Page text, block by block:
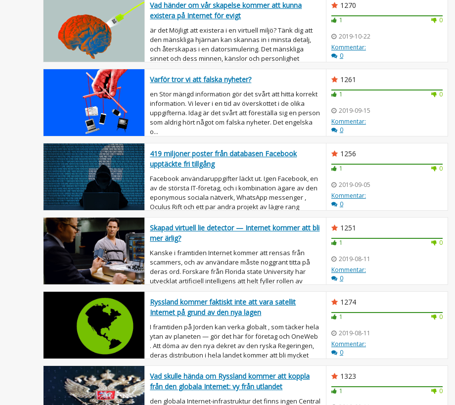
Vad händer om vår skapelse kommer att kunna
existera på Internet för evigt
är det Möjligt att existera i en virtuell miljö? Tänk dig att
den mänskliga hjärnan kan skannas in i minsta detalj,
och återskapas i en datorsimulering. Det mänskliga
sinnet och dess minnen, känslor och personlighet
kommer att kop...
1270
1
0
2019-10-22
Kommentar:
0
Varför tror vi att falska nyheter?
en Stor mängd information gör det svårt att hitta korrekt
information. Vi lever i en tid av överskottet i de olika
uppgifterna. Idag är det svårt att föreställa sig en person
som aldrig hört något om falska nyheter. Det engelska
o...
1261
1
0
2019-09-15
Kommentar:
0
419 miljoner poster från databasen Facebook
upptäckte fri tillgång
Facebook användaruppgifter läckt ut. Igen Facebook, en
av de största IT-företag, och i kombination ägare av den
eponymous sociala nätverk, WhatsApp messenger ,
Oculus Rift och ett par andra projekt av lägre rang
fortsätta att hems...
1256
1
0
2019-09-05
Kommentar:
0
Skapad virtuell lie detector — Internet kommer att bli
mer ärlig?
Kanske i framtiden Internet kommer att rensas från
scammers, och av användare måste noggrant titta på
deras ord. Forskare från Florida state University har
utvecklat artificiell intelligens att helt fyller rollen av
lögndetektor u...
1251
1
0
2019-08-11
Kommentar:
0
Ryssland kommer faktiskt inte att vara satellit
Internet på grund av den nya lagen
I framtiden på Jorden kan verka globalt , som täcker hela
ytan av planeten — gör det här för företag och OneWeb
. Att döma av den nya dekret av den ryska Regeringen,
deras distribution i hela landet kommer att bli mycket
svårt. An...
1274
1
0
2019-08-11
Kommentar:
0
Vad skulle hända om Ryssland kommer att koppla
från den globala Internet: vy från utlandet
den globala Internet-infrastruktur det finns ingen Central
1323
1
0